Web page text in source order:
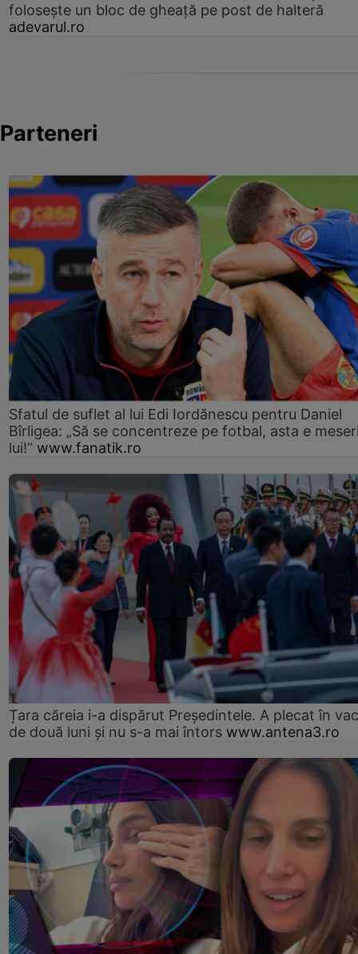
folosește un bloc de gheață pe post de halteră
adevarul.ro
Parteneri
Sfatul de suflet al lui Edi Iordănescu pentru Daniel
Bîrligea: „Să se concentreze pe fotbal, asta e
lui!” www.fanatik.ro
Țara căreia i-a dispărut Președintele. A plecat în
de două luni și nu s-a mai întors www.antena3.ro